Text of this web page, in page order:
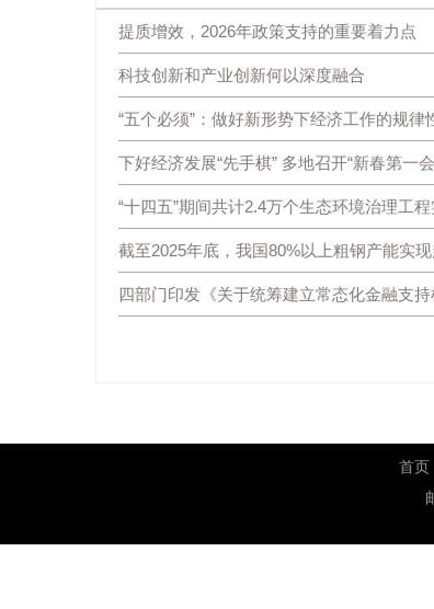
提质增效，2026年政策支持的重要着力点
科技创新和产业创新何以深度融合
“五个必须”：做好新形势下经济工作的规律
下好经济发展“先手棋” 多地召开“新春第一
“十四五”期间共计2.4万个生态环境治理工
截至2025年底，我国80%以上粗钢产能实
四部门印发《关于统筹建立常态化金融支
首页